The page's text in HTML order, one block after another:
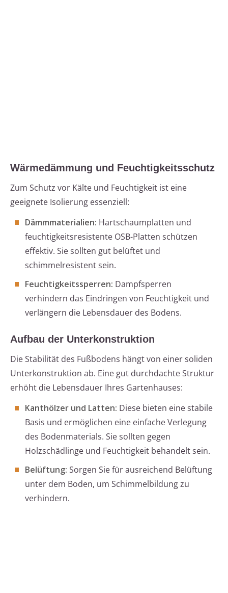
Wärmedämmung und Feuchtigkeitsschutz
Zum Schutz vor Kälte und Feuchtigkeit ist eine
geeignete Isolierung essenziell:
Dämmmaterialien: Hartschaumplatten und
feuchtigkeitsresistente OSB-Platten schützen
effektiv. Sie sollten gut belüftet und
schimmelresistent sein.
Feuchtigkeitssperren: Dampfsperren
verhindern das Eindringen von Feuchtigkeit und
verlängern die Lebensdauer des Bodens.
Aufbau der Unterkonstruktion
Die Stabilität des Fußbodens hängt von einer soliden
Unterkonstruktion ab. Eine gut durchdachte Struktur
erhöht die Lebensdauer Ihres Gartenhauses:
Kanthölzer und Latten: Diese bieten eine stabile
Basis und ermöglichen eine einfache Verlegung
des Bodenmaterials. Sie sollten gegen
Holzschädlinge und Feuchtigkeit behandelt sein.
Belüftung: Sorgen Sie für ausreichend Belüftung
unter dem Boden, um Schimmelbildung zu
verhindern.